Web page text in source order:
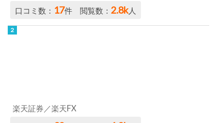
口コミ数： 17件 閲覧数：2.8k人
楽天証券／楽天FX